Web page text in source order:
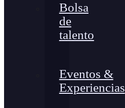
Bolsa
de
talento
Eventos &
Experiencias